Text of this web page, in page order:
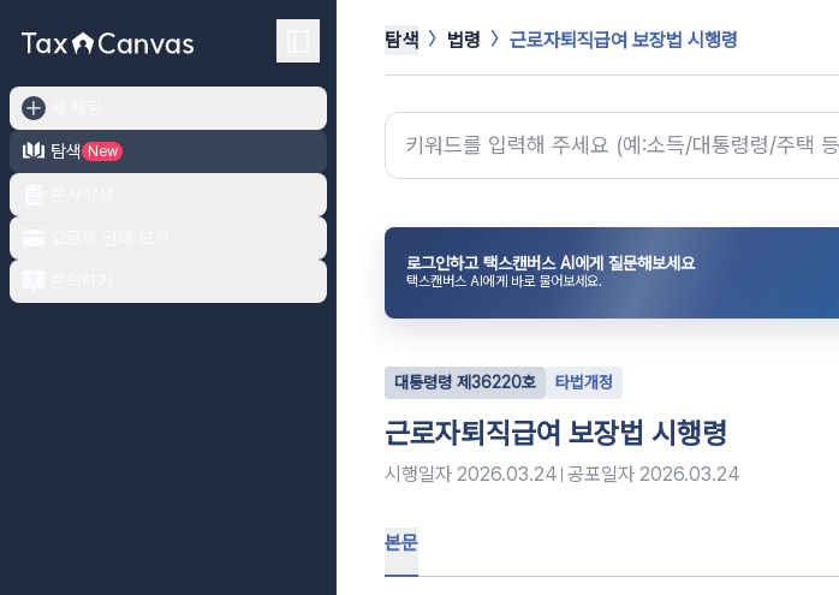
탐색
New
탐색 법령 근로자퇴직급여 보장법 시행령
로그인하고 택스캔버스 AI에게 질문해보세요
택스캔버스 AI에게 바로 물어보세요.
대통령령 제 36220호 타법개정
근로자퇴직급여 보장법 시행령
시행일자 2026.03.24 공포일자 2026.03.24
본문